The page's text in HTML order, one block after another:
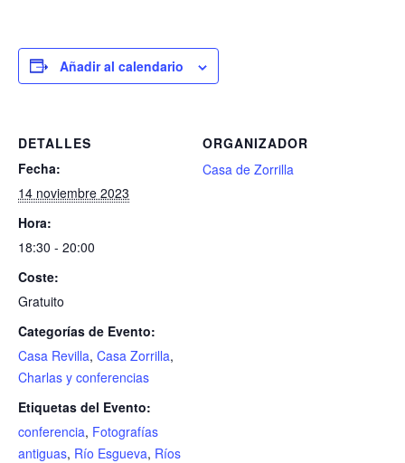
Añadir al calendario
DETALLES
Fecha:
14 noviembre 2023
Hora:
18:30 - 20:00
Coste:
Gratuito
Categorías de Evento:
Casa Revilla, Casa Zorrilla,
Charlas y conferencias
Etiquetas del Evento:
conferencia, Fotografías
antiguas, Río Esgueva, Ríos
ORGANIZADOR
Casa de Zorrilla